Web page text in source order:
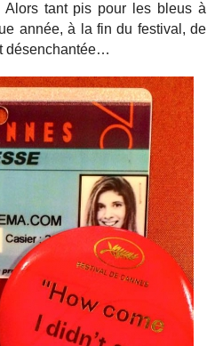
Alors tant pis pour les bleus à
année, à la fin du festival, de
désenchantée…